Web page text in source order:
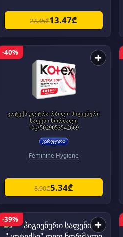
22.45₾13.47₾
-40% +
კოტექს ულტრა რბილი ჰიგიენური
საფენი ნორმალი
10ც/5029053542669
Feminine Hygiene
8.90₾5.34₾
-39% +